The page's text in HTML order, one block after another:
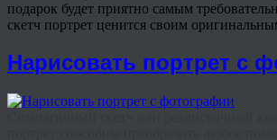
подарок будет приятно самым
скетч портрет ценится своим
Нарисовать портрет с